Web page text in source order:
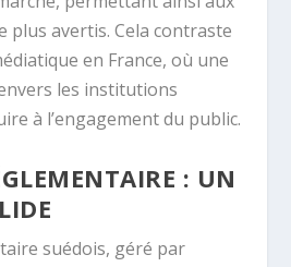
plus avertis. Cela contraste
en France, où une
les institutions
à l’engagement du public.
: UN
suédois, géré par